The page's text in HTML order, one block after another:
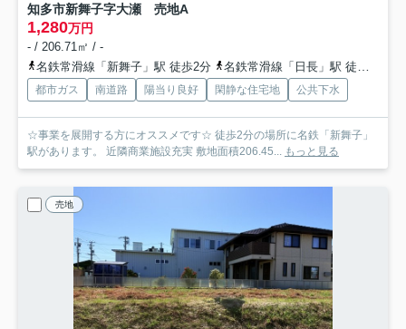
知多市新舞子字大瀬 売地A
1,280万円
- / 206.71㎡ / -
名鉄常滑線「新舞子」駅 徒歩2分
名鉄常滑線「日長」駅 徒歩22分
都市ガス 南道路 陽当り良好 閑静な住宅地 公共下水
☆事業を展開する方にオススメです☆ 徒歩2分の場所に名鉄「新舞子」
駅があります。 近隣商業施設充実 敷地面積206.45... もっと見る
売地